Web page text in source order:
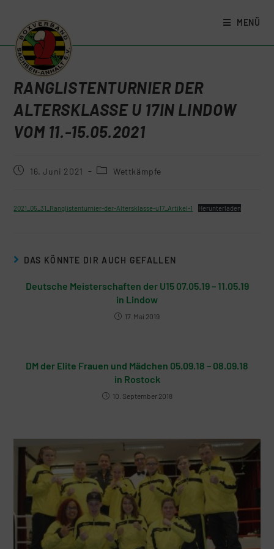
MENÜ
RANGLISTENTURNIER DER
ALTERSKLASSE U 17IN LINDOW
VOM 11.-15.05.2021
16. Juni 2021 Wettkämpfe
2021_05_31_Ranglistenturnier-der-Altersklasse-u17_Artikel-1 Herunterladen
DAS KÖNNTE DIR AUCH GEFALLEN
Deutsche Meisterschaften der U15 07.05.19 – 11.05.19
in Lindow
17. Mai 2019
DM der Elite Frauen und Mädchen 05.09.18 – 08.09.18
in Rostock
10. September 2018